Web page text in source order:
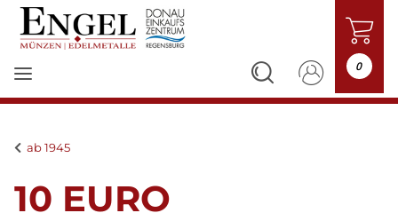
0
ab 1945
10 EURO